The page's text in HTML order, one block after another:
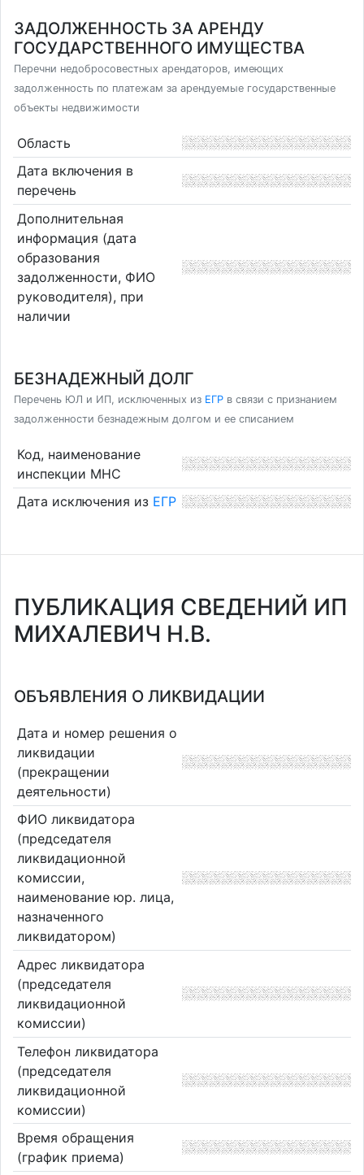
ЗАДОЛЖЕННОСТЬ ЗА АРЕНДУ
ГОСУДАРСТВЕННОГО ИМУЩЕСТВА
Перечни недобросовестных арендаторов, имеющих
задолженность по платежам за арендуемые государственные
объекты недвижимости
Область
Дата включения в
перечень
Дополнительная
информация (дата
образования
задолженности, ФИО
руководителя), при
наличии
БЕЗНАДЕЖНЫЙ ДОЛГ
Перечень ЮЛ и ИП, исключенных из ЕГР в связи с признанием
задолженности безнадежным долгом и ее списанием
Код, наименование
инспекции МНС
Дата исключения из ЕГР
ПУБЛИКАЦИЯ СВЕДЕНИЙ ИП
МИХАЛЕВИЧ Н.В.
ОБЪЯВЛЕНИЯ О ЛИКВИДАЦИИ
Дата и номер решения о
ликвидации
(прекращении
деятельности)
ФИО ликвидатора
(председателя
ликвидационной
комиссии,
наименование юр. лица,
назначенного
ликвидатором)
Адрес ликвидатора
(председателя
ликвидационной
комиссии)
Телефон ликвидатора
(председателя
ликвидационной
комиссии)
Время обращения
(график приема)